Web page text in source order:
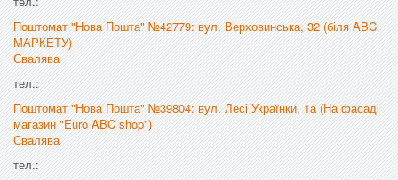
Поштомат "Нова Пошта" №42779: вул. Верховинська, 32 (біля ABC
МАРКЕТУ)
Свалява
тел.:
Поштомат "Нова Пошта" №39804: вул. Лесі Українки, 1а (На фасаді
магазин "Euro ABC shop")
Свалява
тел.: